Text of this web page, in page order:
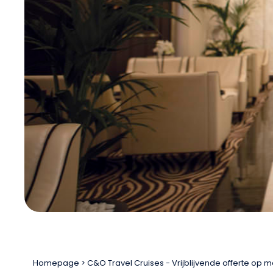
Homepage C&O Travel Cruises - Vrijblijvende offerte op